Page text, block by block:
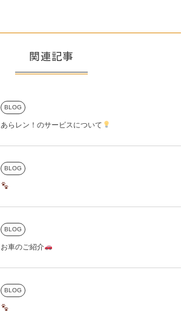
関連記事
BLOG
あらレン！のサービスについて
BLOG
BLOG
お車のご紹介
BLOG